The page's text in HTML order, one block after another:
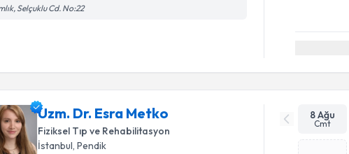
Selçuklu Cd. No:22
Uzm. Dr. Esra Metko
Fiziksel Tıp ve Rehabilitasyon
İstanbul , Pendik
8 Ağu
Cmt